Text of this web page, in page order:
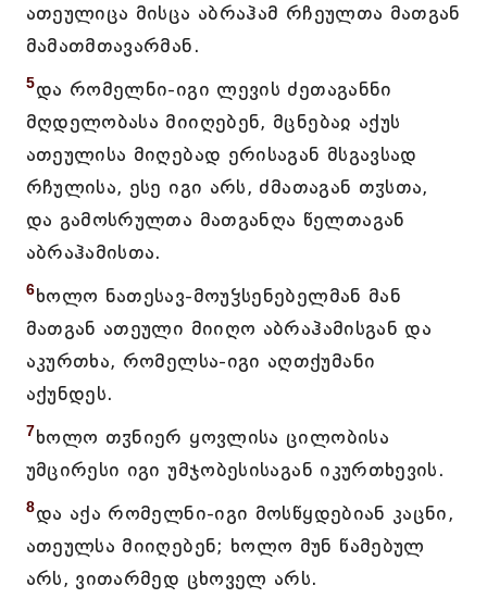
ათეულიცა მისცა აბრაჰამ რჩეულთა მათგან
მამათმთავარმან.
5და რომელნი-იგი ლევის ძეთაგანნი
მღდელობასა მიიღებენ, მცნებაჲ აქუს
ათეულისა მიღებად ერისაგან მსგავსად
რჩულისა, ესე იგი არს, ძმათაგან თჳსთა,
და გამოსრულთა მათგანღა წელთაგან
აბრაჰამისთა.
6ხოლო ნათესავ-მოუჴსენებელმან მან
მათგან ათეული მიიღო აბრაჰამისგან და
აკურთხა, რომელსა-იგი აღთქუმანი
აქუნდეს.
7ხოლო თჳნიერ ყოვლისა ცილობისა
უმცირესი იგი უმჯობესისაგან იკურთხევის.
8და აქა რომელნი-იგი მოსწყდებიან კაცნი,
ათეულსა მიიღებენ; ხოლო მუნ წამებულ
არს, ვითარმედ ცხოველ არს.